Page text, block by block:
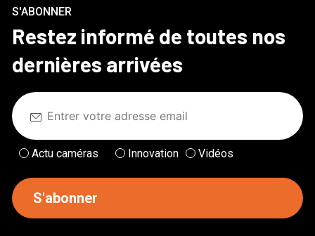
S'ABONNER
Restez informé de toutes nos
dernières arrivées
Actu caméras Innovation Vidéos
S'abonner